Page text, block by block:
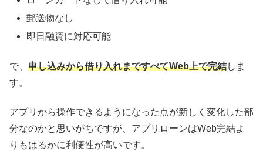
郵送物なし
即日融資に対応可能
で、 申し込みから借り入れまですべてWeb上で完結しま
す。
アプリから操作できるようになった点が新しく変化した部
分なのかと思いがちですが、アプリローンはWeb完結よ
りもはるかに利便性が高いです。